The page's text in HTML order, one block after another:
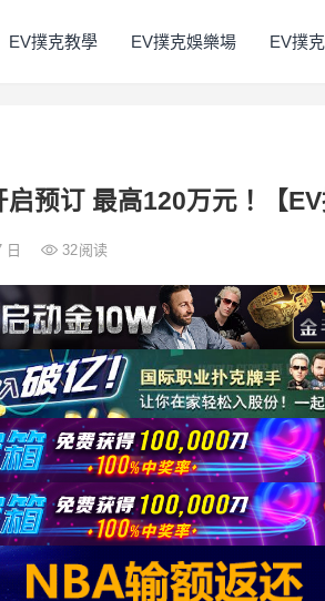
EV撲克教學 EV撲克娛樂場 EV撲
预订 最高120万元！【EV
日 32阅读